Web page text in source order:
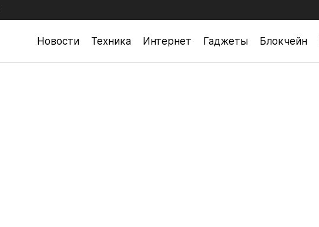
Новости Техника Интернет Гаджеты Блокчейн